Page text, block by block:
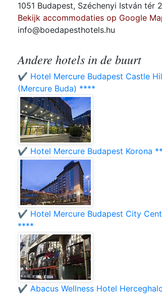
1051 Budapest, Széchenyi István tér
Bekijk accommodaties op Google
info@boedapesthotels.hu
Andere hotels in de buurt
✔️ Hotel Mercure Budapest Castle
(Mercure Buda) ****
✔️ Hotel Mercure Budapest Korona
✔️ Hotel Mercure Budapest City
****
✔️ Abacus Wellness Hotel